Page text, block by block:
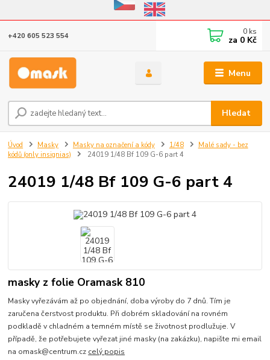
Eshop v provozu do 31.10.2026
Menu
Hledat
+420 605 523 554 0 ks
za 0 Kč
Úvod Masky Masky na označení a kódy 1/48
Malé sady - bez
kódů (only insignias)
24019 1/48 Bf 109 G-6 part 4
24019 1/48 Bf 109 G-6 part 4
masky z folie Oramask 810
Masky vyřezávám až po objednání, doba výroby do 7 dnů. Tím je
zaručena čerstvost produktu. Při dobrém skladování na rovném
podkladě v chladném a temném místě se životnost prodlužuje. V
případě, že potřebujete vyřezat jiné masky (na zakázku), napište mi email
na omask@centrum.cz celý popis